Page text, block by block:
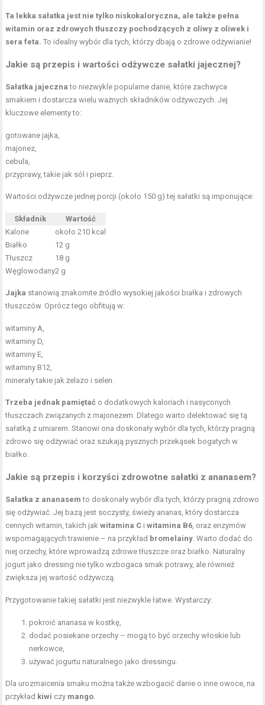
Ta lekka sałatka jest nie tylko niskokaloryczna, ale także pełna
witamin oraz zdrowych tłuszczy pochodzących z oliwy z oliwek i
sera feta. To idealny wybór dla tych, którzy dbają o zdrowe odżywianie!
Jakie są przepis i wartości odżywcze sałatki jajecznej?
Sałatka jajeczna to niezwykle popularne danie, które zachwyca
smakiem i dostarcza wielu ważnych składników odżywczych. Jej
kluczowe elementy to:
gotowane jajka,
majonez,
cebula,
przyprawy, takie jak sól i pieprz.
Wartości odżywcze jednej porcji (około 150 g) tej sałatki są imponujące:
Składnik
Wartość
Kalorie
około 210 kcal
Białko
12 g
Tłuszcz
18 g
Węglowodany2 g
Jajka stanowią znakomite źródło wysokiej jakości białka i zdrowych
tłuszczów. Oprócz tego obfitują w:
witaminy A,
witaminy D,
witaminy E,
witaminy B12,
minerały takie jak żelazo i selen.
Trzeba jednak pamiętać o dodatkowych kaloriach i nasyconych
tłuszczach związanych z majonezem. Dlatego warto delektować się tą
sałatką z umiarem. Stanowi ona doskonały wybór dla tych, którzy pragną
zdrowo się odżywiać oraz szukają pysznych przekąsek bogatych w
białko.
Jakie są przepis i korzyści zdrowotne sałatki z ananasem?
Sałatka z ananasem to doskonały wybór dla tych, którzy pragną zdrowo
się odżywiać. Jej bazą jest soczysty, świeży ananas, który dostarcza
cennych witamin, takich jakwitamina C iwitamina B6 , oraz enzymów
wspomagających trawienie – na przykład bromelainy . Warto dodać do
niej orzechy, które wprowadzą zdrowe tłuszcze oraz białko. Naturalny
jogurt jako dressing nie tylko wzbogaca smak potrawy, ale również
zwiększa jej wartość odżywczą.
Przygotowanie takiej sałatki jest niezwykle łatwe. Wystarczy:
pokroić ananasa w kostkę,
dodać posiekane orzechy – mogą to być orzechy włoskie lub
nerkowce,
używać jogurtu naturalnego jako dressingu.
Dla urozmaicenia smaku można także wzbogacić danie o inne owoce, na
przykład kiwi czy mango